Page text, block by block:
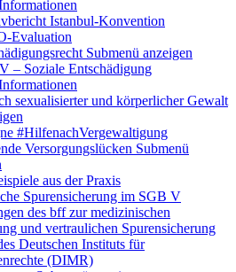
Istanbul-Konvention
Evaluation
Submenü anzeigen
– Soziale Entschädigung
sexualisierter und körperlicher Gewalt
#HilfenachVergewaltigung
Versorgungslücken Submenü
aus der Praxis
Spurensicherung im SGB V
des bff zur medizinischen
und vertraulichen Spurensicherung
Deutschen Instituts für
(DIMR)